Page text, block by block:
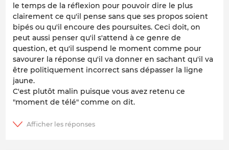
le temps de la réflexion pour pouvoir dire le plus
clairement ce qu'il pense sans que ses propos soient
bipés ou qu'il encoure des poursuites. Ceci doit, on
peut aussi penser qu'il s'attend à ce genre de
question, et qu'il suspend le moment comme pour
savourer la réponse qu'il va donner en sachant qu'il va
être politiquement incorrect sans dépasser la ligne
jaune.
C'est plutôt malin puisque vous avez retenu ce
"moment de télé" comme on dit.